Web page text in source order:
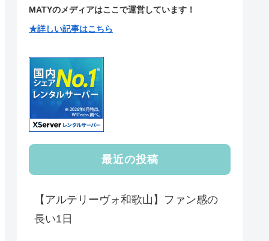
MATYのメディアはここで運営しています！
★詳しい記事はこちら
最近の投稿
【アルテリーヴォ和歌山】ファン感の
長い1日